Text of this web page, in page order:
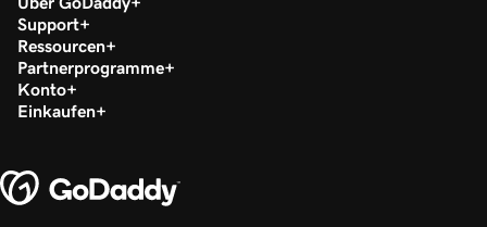
Support
Ressourcen
Partnerprogramme
Konto
Einkaufen